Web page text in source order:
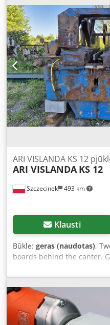
Szczecinek 493 km
ARI VISLANDA KS 12
ARI VISLANDA KS 12
Klausti
Būklė: geras (naudotas),
boards behind the canter.
motors: 2 x 45 kW. Blade
servos. Feed speed: 60 m/